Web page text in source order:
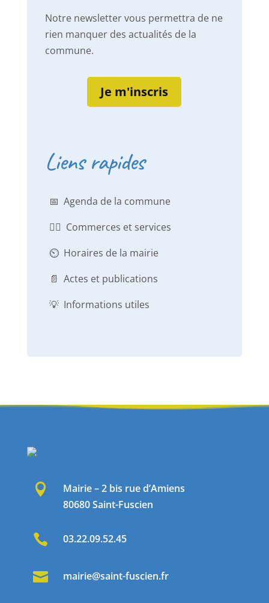
Notre newsletter vous permettra de ne
rien manquer des actualités de la
commune.
Je m'inscris
Liens rapides
📅 Agenda de la commune
👨‍⚕️ Commerces et services
⏲️ Horaires de la mairie
📄 Actes et publications
💡 Informations utiles

Mairie – 2 bis rue d’Amiens
80680 Saint-Fuscien
 03.22.09.52.45
 mairie@saint-fuscien.fr